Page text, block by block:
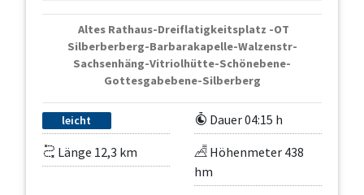
Altes Rathaus-Dreiflatigkeitsplatz -OT
Silberberberg-Barbarakapelle-Walzenstr-
Sachsenhäng-Vitriolhütte-Schönebene-
Gottesgabebene-Silberberg
leicht
Dauer 04:15 h
Länge 12,3 km
Höhenmeter 438
hm